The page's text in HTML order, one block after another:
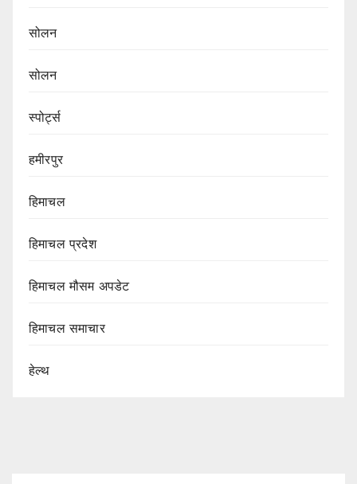
सोलन
सोलन
स्पोर्ट्स
हमीरपुर
हिमाचल
हिमाचल प्रदेश
हिमाचल मौसम अपडेट
हिमाचल समाचार
हेल्थ